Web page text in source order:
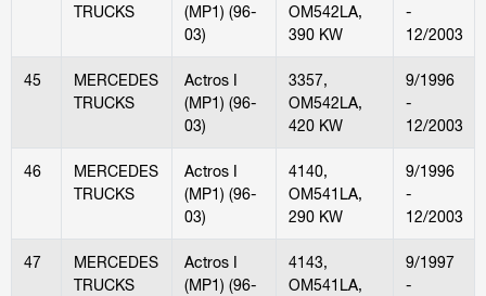
TRUCKS
(MP1) (96-
03)
OM542LA,
390 KW
-
12/2003
45
MERCEDES
TRUCKS
Actros I
(MP1) (96-
03)
3357,
OM542LA,
420 KW
9/1996
-
12/2003
46
MERCEDES
TRUCKS
Actros I
(MP1) (96-
03)
4140,
OM541LA,
290 KW
9/1996
-
12/2003
47
MERCEDES
TRUCKS
Actros I
(MP1) (96-
4143,
OM541LA,
9/1997
-